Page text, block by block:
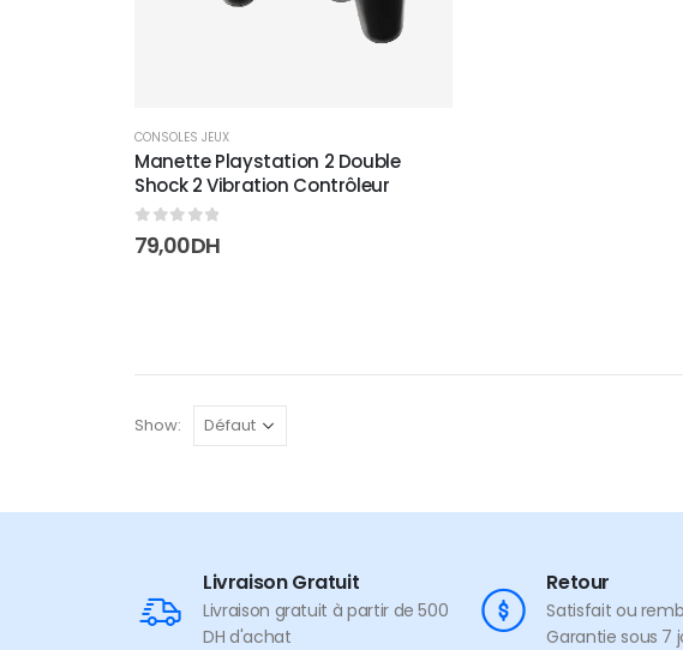
CONSOLES JEUX
Manette Playstation 2 Double
Shock 2 Vibration Contrôleur
0sur 5
79,00DH
Show:
Livraison Gratuit
Livraison gratuit à partir de 500
DH d'achat
Retour
Satisfait ou
Garantie sous 7